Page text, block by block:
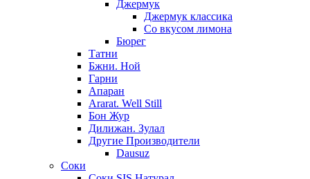
Джермук
Джермук классика
Со вкусом лимона
Бюрег
Татни
Бжни. Ной
Гарни
Апаран
Ararat. Well Still
Бон Жур
Дилижан. Зулал
Другие Производители
Dausuz
Соки